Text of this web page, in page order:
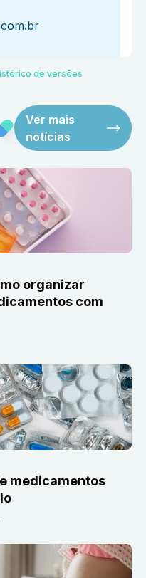
de versões
Ver mais
notícias
organizar
com
medicamentos